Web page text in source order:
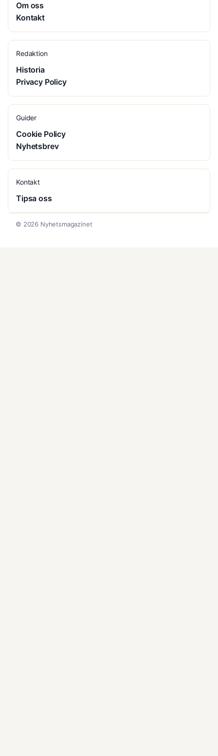
Om oss
Kontakt
Redaktion
Historia
Privacy Policy
Guider
Cookie Policy
Nyhetsbrev
Kontakt
Tipsa oss
© 2026 Nyhetsmagazinet